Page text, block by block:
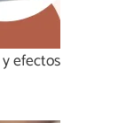
efectos